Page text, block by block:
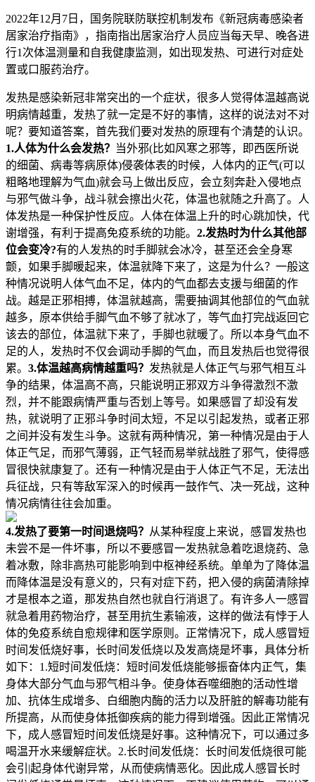
2022年12月7日，国务院联防联控机制发布《新冠病毒感染者
居家治疗指南》，指南指出居家治疗人员应当每天早、晚各进
行1次体温测量和自我健康监测，如出现发热、可进行对症处
置或口服药治疗。
发热是感染新冠非常突出的一个症状，很多人觉得体温越高说
明病情越重，发热了就一定是不好的事情，这样的说法对不对
呢？要知道答案，首先我们要对发热的原理有个清楚的认识。
1.人体为什么会发热？ 当外邪(比如风寒之邪等，即西医所说
的细菌、病毒等病原体)侵袭体表的时候，人体内的正气(可以
粗略地理解为气血)就会马上做出反应，会立刻奔赴入侵地点
与邪气做斗争，战斗就会擦出火花，体温也就随之升高了。人
体发热是一种保护性反应。人体在体温上升的时心跳加快，代
谢增强，有利于提高免疫系统的功能。 2.发热时为什么其他部
位会变冷?有的人发热的时手脚就会冰冷，甚至还会全身寒
颤，如果手脚暖起来，体温就降下来了，这是为什么？一般这
种情况说明人体气血不足，体内的气血都去支援与细菌的作
战。越是正邪相搏，体温就越高，需要抽调其他部位的气血就
越多，原本供给手脚气血不够了就冰了，等气血打完战返回它
该去的部位，体温就下来了，手脚也就暖了。所以本身气血不
足的人，发热时不仅会调动手脚的气血，而且发热后也觉得很
累。 3.体温越高病情越重吗？ 发热就是人体正气与邪气相互斗
争的结果，体温高不高，只能说明正邪双方斗争得激烈不激
烈，并不能跟病情严重与否划上等号。如果感冒了却没有发
热，就说明了正邪斗争时间太短，不足以引起发热，或者正邪
之间并没有发生斗争。这就有两种情况，第一种情况是由于人
体正气足，而邪气薄弱，正气轻而易举就战胜了邪气，使得感
冒很快就康复了。还有一种情况是由于人体正气不足，无法出
兵征战，只有等敌军深入的时候再一鼓作气、决一死战，这种
情况病情往往会加重。
4.发热了要第一时间退烧吗？ 从某种程度上来说，感冒发热也
未尝不是一件坏事，所以不要感冒一发热就急着吃退烧药、急
着冰敷，除非高热可能影响到中枢神经系统。单单为了降体温
而降体温是没有意义的，只有对症下药，把入侵的病菌清除掉
才是根本之道，那发热自然也就自行消退了。有许多人一感冒
就急着用药物治疗，甚至用抗生素输液，这样的做法有悖于人
体的免疫系统自愈规律和医学原则。正常情况下，成人感冒短
时间发低烧好事，长时间发低烧以及发高烧是坏事，具体分析
如下：1.短时间发低烧：短时间发低烧能够振奋体内正气，集
身体大部分气血与邪气相斗争。使身体吞噬细胞的活动性增
加、抗体生成增多、白细胞内酶的活力以及肝脏的解毒功能有
所提高，从而使身体抵御疾病的能力得到增强。因此正常情况
下，成人感冒短时间发低烧是好事。这种情况下，可以通过多
喝温开水来缓解症状。2.长时间发低烧：长时间发低烧很可能
会引|起身体代谢异常，从而使病情恶化。因此成人感冒长时